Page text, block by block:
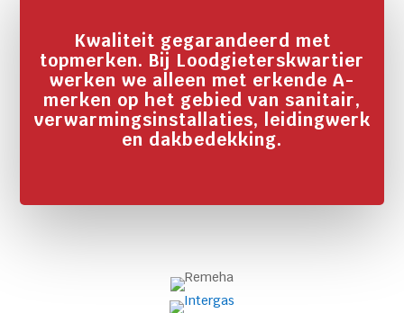
Kwaliteit gegarandeerd met
topmerken. Bij Loodgieterskwartier
werken we alleen met erkende A-
merken op het gebied van sanitair,
verwarmingsinstallaties, leidingwerk
en dakbedekking.